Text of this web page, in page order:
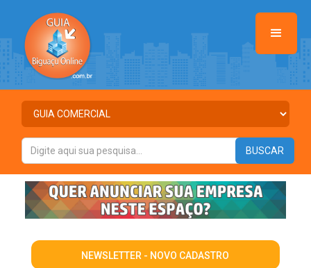
NEWSLETTER - NOVO CADASTRO